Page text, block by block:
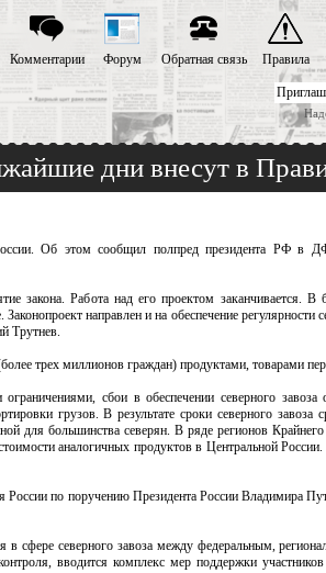
Комментарии Форум Обратная связь Правила
дни внесут в
Об этом сообщил полпред президента РФ в
закона. Работа над его проектом заканчивается.
направлен и на обеспечение регулярности
Трутнев.
трех миллионов граждан) продуктами, товарами
сбои в обеспечении северного завоза
грузов. В результате сроки северного завоза
для большинства северян. В ряде регионов
аналогичных продуктов в Центральной
по поручению Президента России Владимира
в сфере северного завоза между федеральным,
вводится комплекс мер поддержки